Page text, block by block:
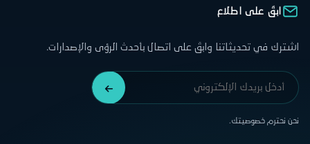
ابقَ على اطلاع
اشترك في تحديثاتنا وابقَ على اتصال بأحدث الرؤى والإصدارات.
نحن نحترم خصوصيتك.